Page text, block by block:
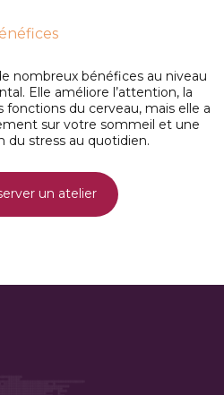
nombreux bénéfices au niveau
Elle améliore l’attention, la
du cerveau, mais elle a
sur votre sommeil et une
du stress au quotidien.
un atelier